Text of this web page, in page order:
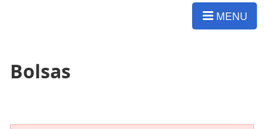
MENU
Bolsas